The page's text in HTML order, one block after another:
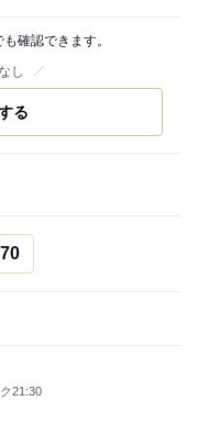
確認できます。
し
る
21:30